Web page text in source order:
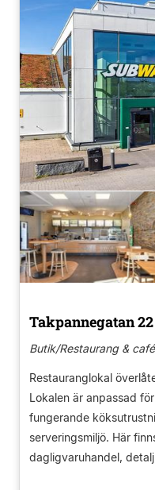
Takpannegatan 22
Butik/Restaurang &
Restauranglokal
Lokalen är anpassad
fungerande
serveringsmiljö. Här
dagligvaruhandel,